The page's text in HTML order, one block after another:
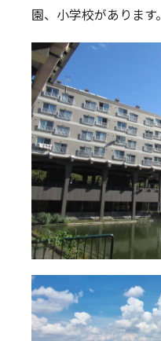
園、小学校があります。